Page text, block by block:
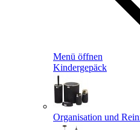
Menü öffnen
Kindergepäck
Organisation und